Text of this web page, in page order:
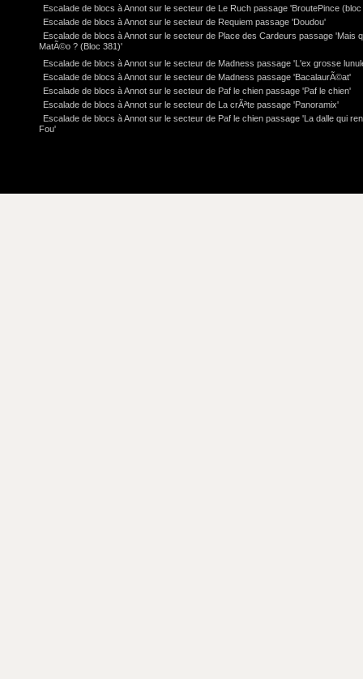
Escalade de blocs à Annot sur le secteur de Le Ruch passage 'BroutePince (bloc
Escalade de blocs à Annot sur le secteur de Requiem passage 'Doudou'
Escalade de blocs à Annot sur le secteur de Place des Cardeurs passage 'Mais
MatÃ©o ? (Bloc 381)'
Escalade de blocs à Annot sur le secteur de Madness passage 'L'ex grosse
Escalade de blocs à Annot sur le secteur de Madness passage 'BacalaurÃ©at'
Escalade de blocs à Annot sur le secteur de Paf le chien passage 'Paf le chien'
Escalade de blocs à Annot sur le secteur de La crÃªte passage 'Panoramix'
Escalade de blocs à Annot sur le secteur de Paf le chien passage 'La dalle qui
Fou'